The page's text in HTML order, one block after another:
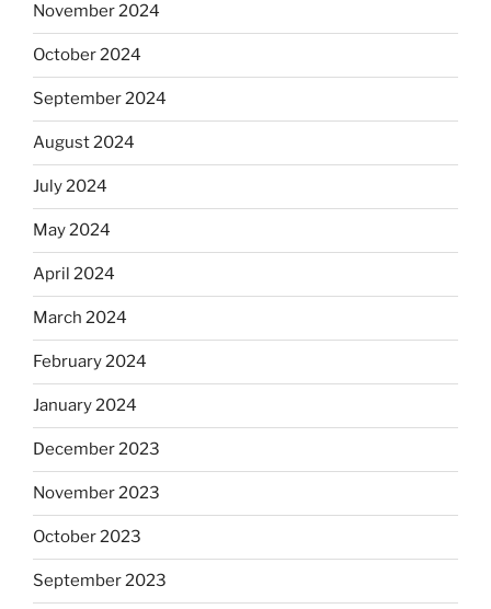
November 2024
October 2024
September 2024
August 2024
July 2024
May 2024
April 2024
March 2024
February 2024
January 2024
December 2023
November 2023
October 2023
September 2023